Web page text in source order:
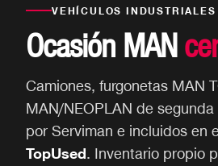
VEHÍCULOS INDUSTRIALES
Ocasión MAN
Camiones, furgonetas MAN
MAN/NEOPLAN de
por Serviman e incluidos en
TopUsed. Inventario propio